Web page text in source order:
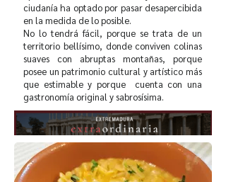
ciudanía ha optado por pasar desapercibida
en la medida de lo posible.
No lo tendrá fácil, porque se trata de un
territorio bellísimo, donde conviven colinas
suaves con abruptas montañas, porque
posee un patrimonio cultural y artístico más
que estimable y porque cuenta con una
gastronomía original y sabrosísima.